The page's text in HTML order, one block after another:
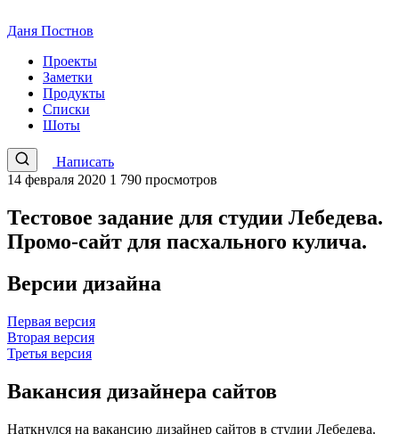
Даня Постнов
Проекты
Заметки
Продукты
Списки
Шоты
Написать
14 февраля 2020 1 790 просмотров
Тестовое задание для студии Лебедева.
Промо-сайт для пасхального кулича.
Версии дизайна
Первая версия
Вторая версия
Третья версия
Вакансия дизайнера сайтов
Наткнулся на вакансию дизайнер сайтов в студии Лебедева.